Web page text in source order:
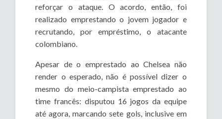
reforçar o ataque. O acordo, então, foi
realizado emprestando o jovem jogador e
recrutando, por empréstimo, o atacante
colombiano.
Apesar de o emprestado ao Chelsea não
render o esperado, não é possível dizer o
mesmo do meio-campista emprestado ao
time francês: disputou 16 jogos da equipe
até agora, marcando sete gols, inclusive em